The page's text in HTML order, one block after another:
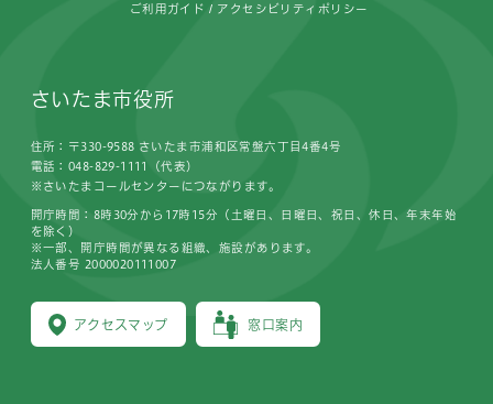
ご利用ガイド アクセシビリティポリシー
さいたま市役所
住所：〒330-9588 さいたま市浦和区常盤六丁目4番4号
電話：048-829-1111（代表）
※さいたまコールセンターにつながります。
アクセスマップ 窓口案内
開庁時間：8時30分から17時15分（土曜日、日曜日、祝日、休日、年末年始
を除く）
※一部、開庁時間が異なる組織、施設があります。
法人番号 2000020111007